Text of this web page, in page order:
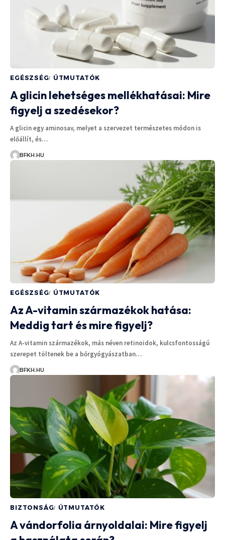
EGÉSZSÉG ÚTMUTATÓK
A glicin lehetséges mellékhatásai: Mire
figyelj a szedésekor?
A glicin egy aminosav, melyet a szervezet természetes módon is
előállít, és…
BFKH.HU
EGÉSZSÉG ÚTMUTATÓK
Az A-vitamin származékok hatása:
Meddig tart és mire figyelj?
Az A-vitamin származékok, más néven retinoidok, kulcsfontosságú
szerepet töltenek be a bőrgyógyászatban…
BFKH.HU
BIZTONSÁG ÚTMUTATÓK
A vándorfolia árnyoldalai: Mire figyelj